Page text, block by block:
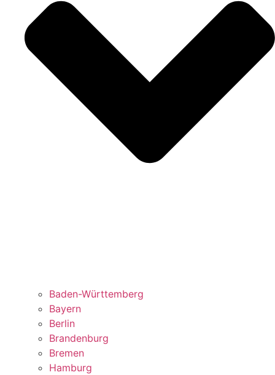
Baden-Württemberg
Bayern
Berlin
Brandenburg
Bremen
Hamburg